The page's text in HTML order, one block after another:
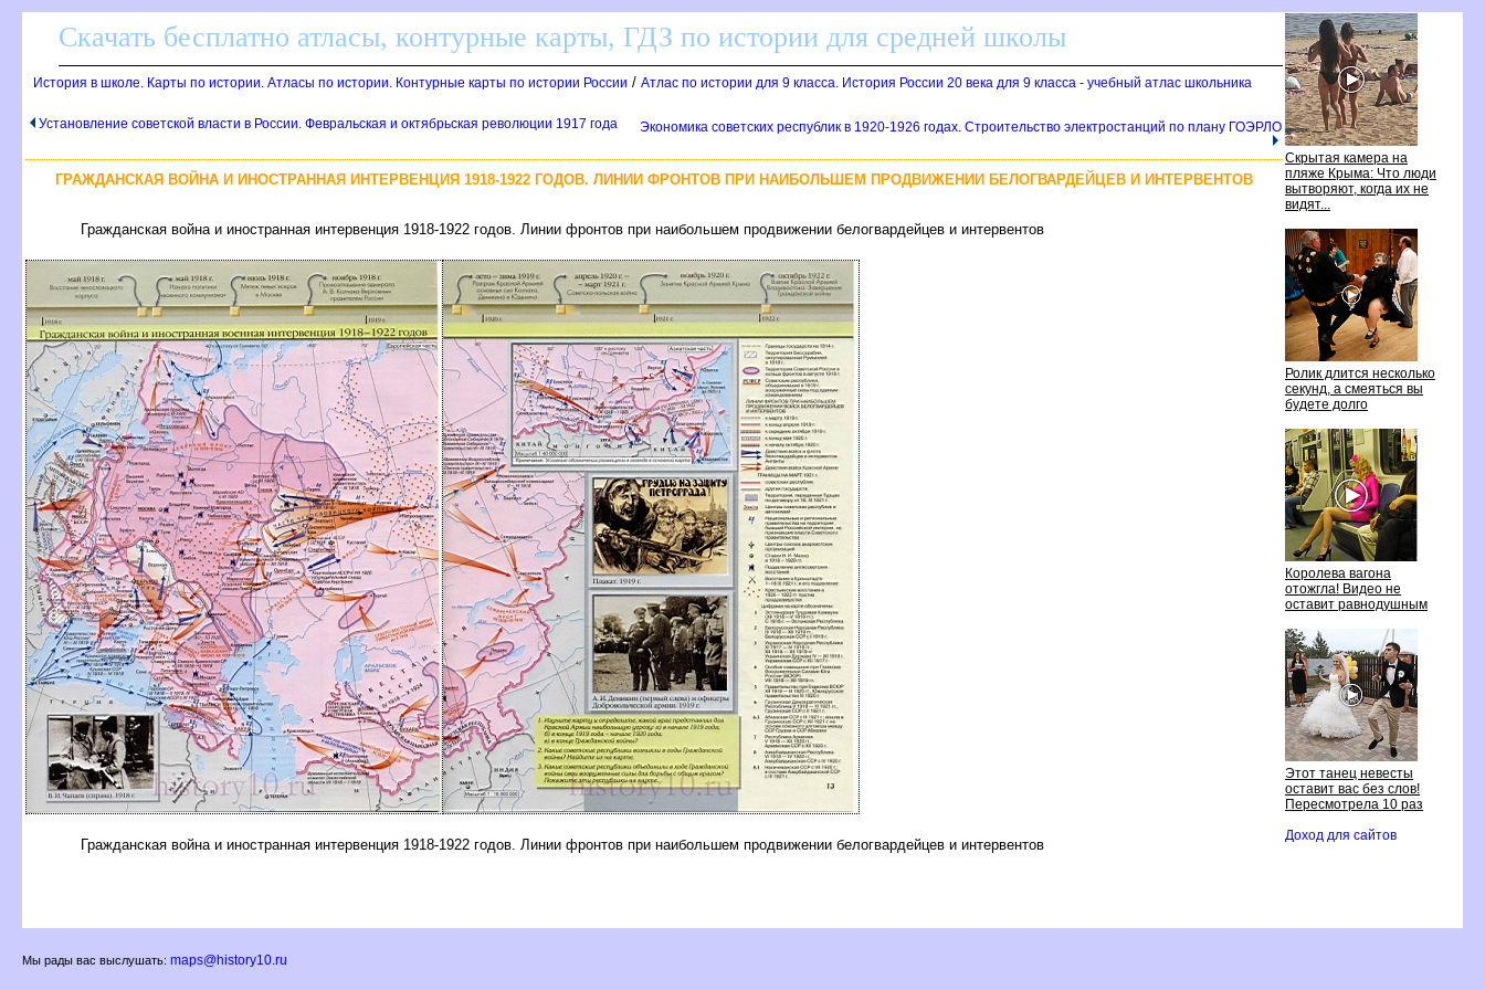
Скрытая камера на
пляже Крыма: Что люди
вытворяют, когда их не
видят...
Ролик длится несколько
секунд, а смеяться вы
будете долго
Королева вагона
отожгла! Видео не
оставит равнодушным
Этот танец невесты
оставит вас без слов!
Пересмотрела 10 раз
Доход для сайтов
Скачать бесплатно атласы, контурные карты, ГДЗ по истории для средней школы
История в школе. Карты по истории. Атласы по истории. Контурные карты по истории России / Атлас по истории для 9 класса. История России 20 века для 9 класса - учебный атлас школьника
Установление советской власти в России. Февральская и октябрьская революции 1917 года Экономика советских республик в 1920-1926 годах. Строительство электростанций по плану ГОЭРЛО
ГРАЖДАНСКАЯ ВОЙНА И ИНОСТРАННАЯ ИНТЕРВЕНЦИЯ 1918-1922 ГОДОВ. ЛИНИИ ФРОНТОВ ПРИ НАИБОЛЬШЕМ ПРОДВИЖЕНИИ БЕЛОГВАРДЕЙЦЕВ И ИНТЕРВЕНТОВ
Гражданская война и иностранная интервенция 1918-1922 годов. Линии фронтов при наибольшем продвижении белогвардейцев и интервентов
Гражданская война и иностранная интервенция 1918-1922 годов. Линии фронтов при наибольшем продвижении белогвардейцев и интервентов
Мы рады вас выслушать: maps@history10.ru